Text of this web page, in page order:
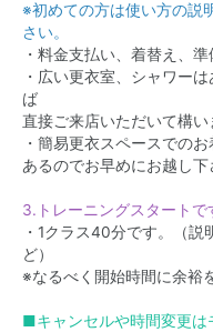
※初めての方は使い方の説
さい。
・料金支払い、着替え、
・広い更衣室、シャワー
ば
直接ご来店いただいて構い
・簡易更衣スペースでの
あるのでお早めにお越し下
3.トレーニングスタートで
・1クラス40分です。（
ど）
※なるべく開始時間に余裕
■キャンセルや時間変更は